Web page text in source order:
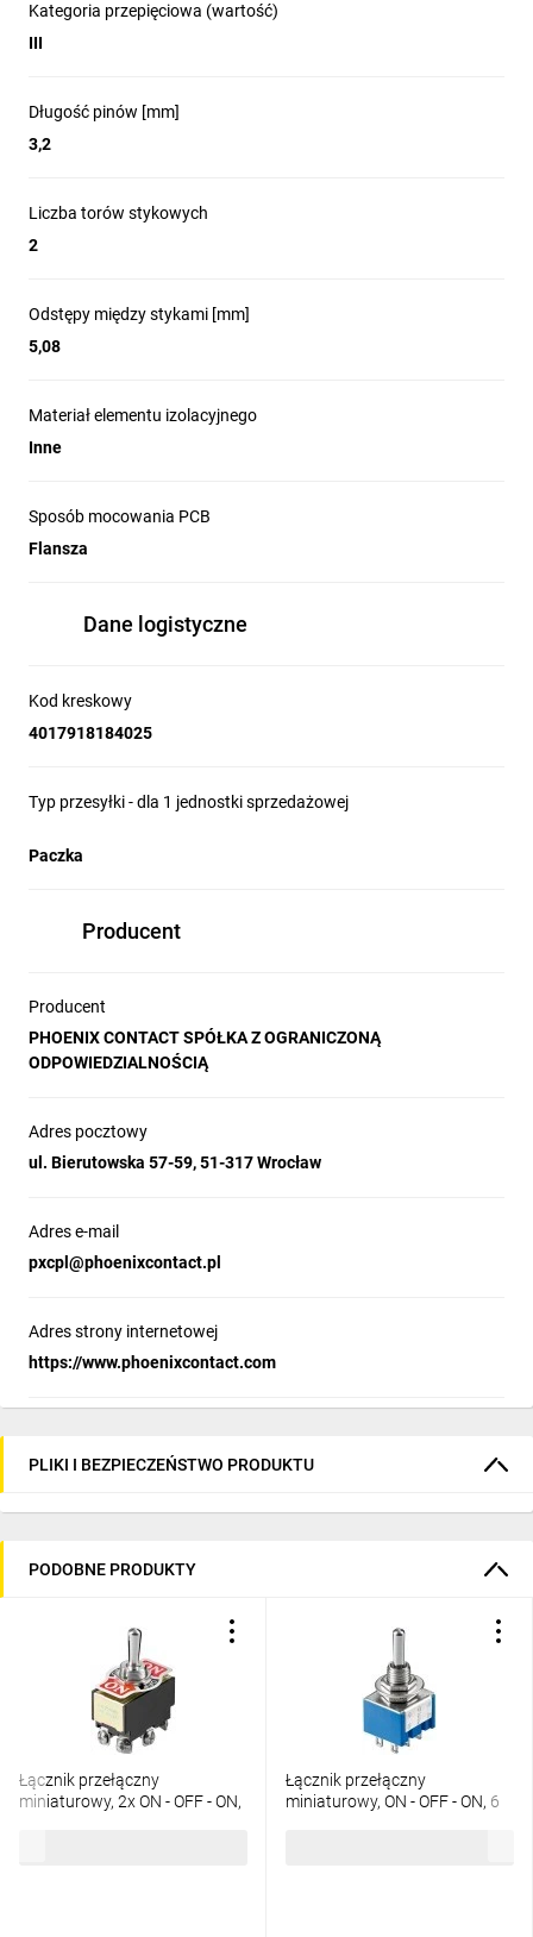
Kategoria przepięciowa (wartość)
III
Długość pinów [mm]
3,2
Liczba torów stykowych
2
Odstępy między stykami [mm]
5,08
Materiał elementu izolacyjnego
Inne
Sposób mocowania PCB
Flansza
Dane logistyczne
Kod kreskowy
4017918184025
Typ przesyłki - dla 1 jednostki sprzedażowej
Paczka
Producent
Producent
PHOENIX CONTACT SPÓŁKA Z OGRANICZONĄ
ODPOWIEDZIALNOŚCIĄ
Adres pocztowy
ul. Bierutowska 57-59, 51-317 Wrocław
Adres e-mail
pxcpl@phoenixcontact.pl
Adres strony internetowej
https://www.phoenixcontact.com
PLIKI I BEZPIECZEŃSTWO PRODUKTU
PODOBNE PRODUKTY
Łącznik przełączny
miniaturowy, 2x ON - OFF - ON,
Łącznik przełączny
miniaturowy, ON - OFF - ON, 6